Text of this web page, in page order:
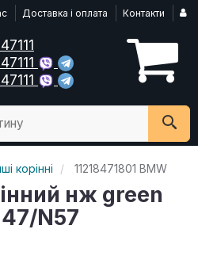
Доставка і оплата Контакти
корінні 11218471801 BMW
нж green
N57